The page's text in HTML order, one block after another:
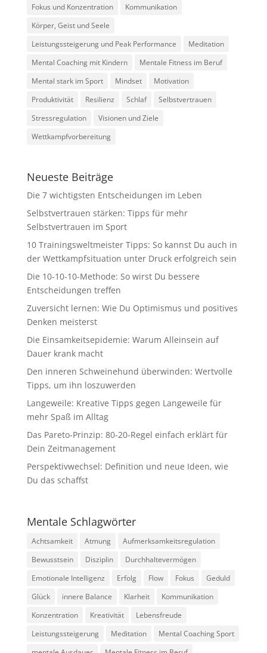
Fokus und Konzentration
Kommunikation
Körper, Geist und Seele
Leistungssteigerung und Peak Performance
Meditation
Mental Coaching mit Kindern
Mentale Fitness im Beruf
Mental stark im Sport
Mindset
Motivation
Produktivität
Resilienz Schlaf
Selbstvertrauen
Stressregulation
Visionen und Ziele
Wettkampfvorbereitung
Neueste Beiträge
Die 7 wichtigsten Entscheidungen im Leben
Selbstvertrauen stärken: Tipps für mehr
Selbstvertrauen im Sport
10 Trainingsweltmeister Tipps: So kannst Du auch in
der Wettkampfsituation unter Druck erfolgreich sein
Die 10-10-10-Methode: So wirst Du bessere
Entscheidungen treffen
Zuversicht lernen: Wie Du Optimismus und positives
Denken meisterst
Die Einsamkeitsepidemie: Warum Alleinsein auf
Dauer krank macht
Den inneren Schweinehund überwinden: Wertvolle
Tipps, um ihn loszuwerden
Langeweile: Kreative Tipps gegen Langeweile für
mehr Spaß im Alltag
Das Pareto-Prinzip: 80-20-Regel einfach erklärt für
Dein Zeitmanagement
Perspektivwechsel: Definition und neue Ideen, wie
Du das schaffst
Mentale Schlagwörter
Achtsamkeit Atmung
Aufmerksamkeitsregulation
Bewusstsein
Disziplin
Durchhaltevermögen
Emotionale Intelligenz
Erfolg Flow Fokus
Geduld
Glück
innere Balance Klarheit
Kommunikation
Konzentration
Kreativität
Lebensfreude
Leistungssteigerung
Meditation
Mental Coaching Sport